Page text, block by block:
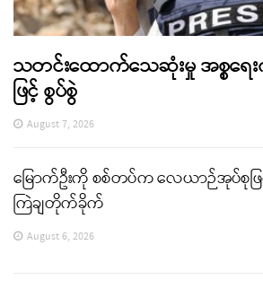
သတင်းထောက်သေဆုံးမှု အစ္စရေ
ဖြင့် စွပ်စွဲ
August 7, 2026
မြောက်ဦးကို စစ်တပ်က လေယာဉ်အုပ်စုဖြ
ကြဲချတိုက်ခိုက်
August 6, 2026